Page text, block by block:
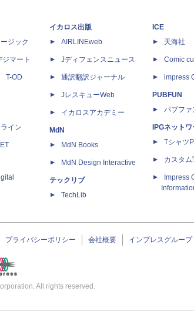
ジック
マート
T-OD
イン
イカロス出版
AIRLINEweb
Jディフェンスニュース
通訳翻訳ジャーナル
JレスキューWeb
イカロスアカデミー
MdN
MdN Books
MdN Design Interactive
テックリブ
TechLib
ICE
天海社
Comic
impress
PUBFUN
パブファ
IPGネット
Tシャツ
カスタ
Impress
プライバシーポリシー 会社概要 インプレスグループ
All rights reserved.